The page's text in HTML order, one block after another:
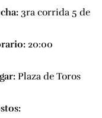
3ra corrida 5 de
20:00
Plaza de Toros